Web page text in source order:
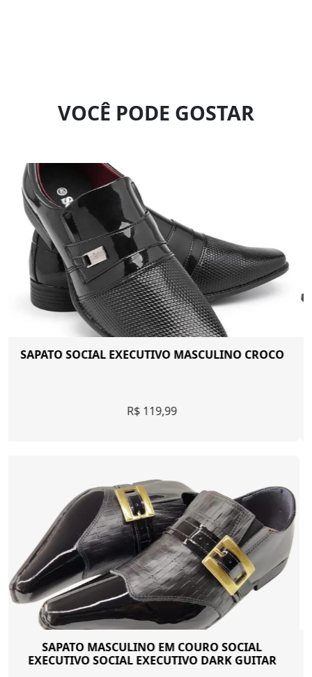
VOCÊ PODE GOSTAR
SAPATO MASCULINO EXECUTIVO MAIS LEVE
R$79,99
SAPATO SOCIAL MASCULINO CLÁSSICO ESTILO
ITALIANO MAJOR